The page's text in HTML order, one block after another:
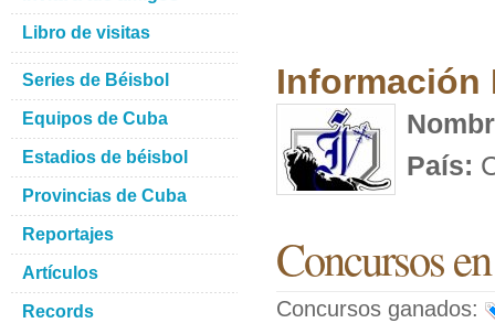
Información
País:
Concursos
Concursos ganados:
Libro de visitas
Series de Béisbol
Equipos de Cuba
Estadios de béisbol
Provincias de Cuba
Reportajes
Artículos
Records